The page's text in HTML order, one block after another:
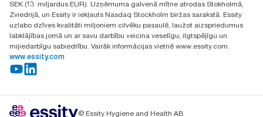
SEK (13 miljardus EUR). Uzņēmuma galvenā mītne atrodas Stokholmā,
Zviedrijā, un Essity ir iekļauts Nasdaq Stockholm biržas sarakstā. Essity
uzlabo dzīves kvalitāti miljoniem cilvēku pasaulē, laužot aizspriedumus
labklājības jomā un ar savu darbību veicina veselīgu, ilgtspējīgu un
mijiedarbīgu sabiedrību. Vairāk informācijas vietnē www.essity.com.
www.essity.com
© Essity Hygiene and Health AB